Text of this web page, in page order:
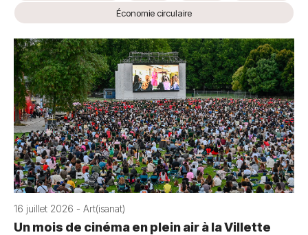
Économie circulaire
16 juillet 2026 - Art(isanat)
Un mois de cinéma en plein air à la Villette